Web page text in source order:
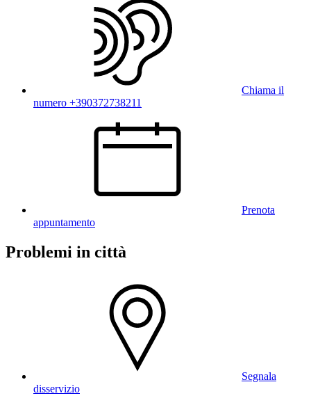
Chiama il
numero +390372738211
Prenota
appuntamento
Problemi in città
Segnala
disservizio